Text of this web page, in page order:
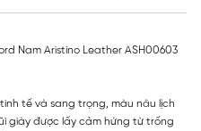
Nam Aristino Leather ASH00603
tế và sang trọng, màu nâu lịch
giày được lấy cảm hứng từ trống